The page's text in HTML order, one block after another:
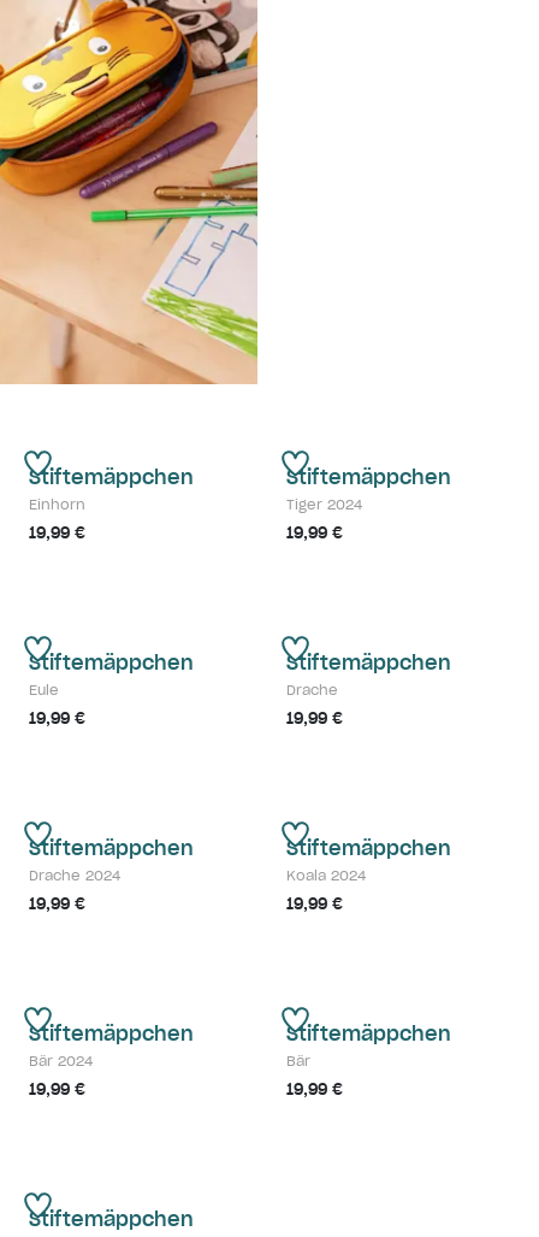
Stiftemäppchen
Einhorn
19,99 €
Stiftemäppchen
Tiger 2024
19,99 €
Stiftemäppchen
Eule
19,99 €
Stiftemäppchen
Drache
19,99 €
Stiftemäppchen
Drache 2024
19,99 €
Stiftemäppchen
Koala 2024
19,99 €
Stiftemäppchen
Bär 2024
19,99 €
Stiftemäppchen
Bär
19,99 €
Stiftemäppchen